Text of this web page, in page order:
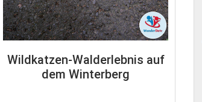
Wildkatzen-Walderlebnis auf
dem Winterberg